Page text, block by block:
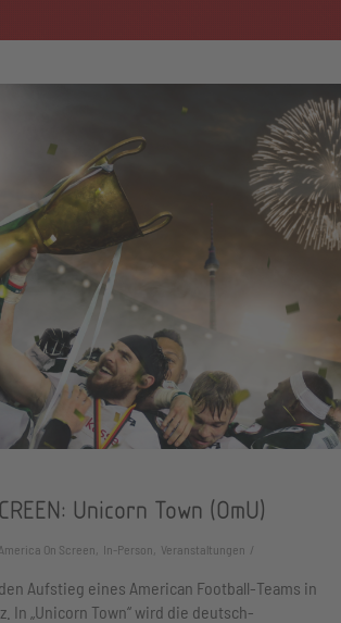
Unicorn Town (OmU)
On Screen, In-Person, Veranstaltungen
Aufstieg eines American Football-Teams in
In „Unicorn Town“ wird die deutsch-